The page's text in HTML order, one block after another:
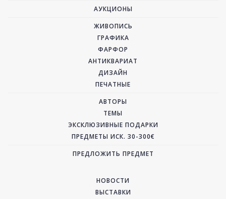
АУКЦИОНЫ
ЖИВОПИСЬ
ГРАФИКА
ФАРФОР
АНТИКВАРИАТ
ДИЗАЙН
ПЕЧАТНЫЕ
АВТОРЫ
ТЕМЫ
ЭКСКЛЮЗИВНЫЕ ПОДАРКИ
ПРЕДМЕТЫ ИСК. 30-300€
ПРЕДЛОЖИТЬ ПРЕДМЕТ
НОВОСТИ
ВЫСТАВКИ